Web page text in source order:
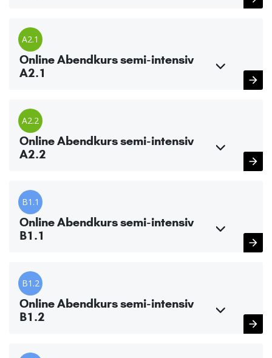
A2.1
Online Abendkurs semi-intensiv
A2.1
A2.2
Online Abendkurs semi-intensiv
A2.2
B1.1
Online Abendkurs semi-intensiv
B1.1
B1.2
Online Abendkurs semi-intensiv
B1.2